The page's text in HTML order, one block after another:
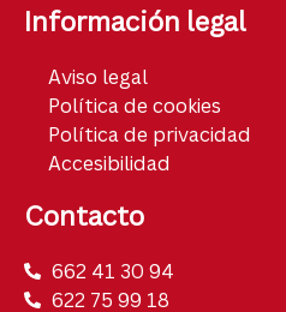
Información legal
Aviso legal
Política de cookies
Política de privacidad
Accesibilidad
Contacto
662 41 30 94
622 75 99 18